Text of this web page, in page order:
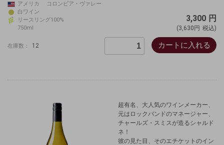
アメリカ コロンビア・ヴァレー
白ワイン
リースリング100%
750ml
3,300 円
(3,630円 税込)
在庫数： 12 カートに入れる
超有名、大人気のワインメーカー、
元はロックバンドのマネージャー、
チャールズ・スミスが造るシャルド
ネ！
彼の見た目、そのエチケットのイン